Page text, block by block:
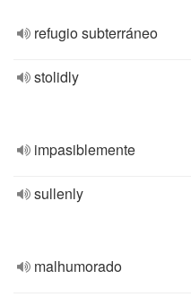
refugio subterráneo
stolidly
impasiblemente
sullenly
malhumorado